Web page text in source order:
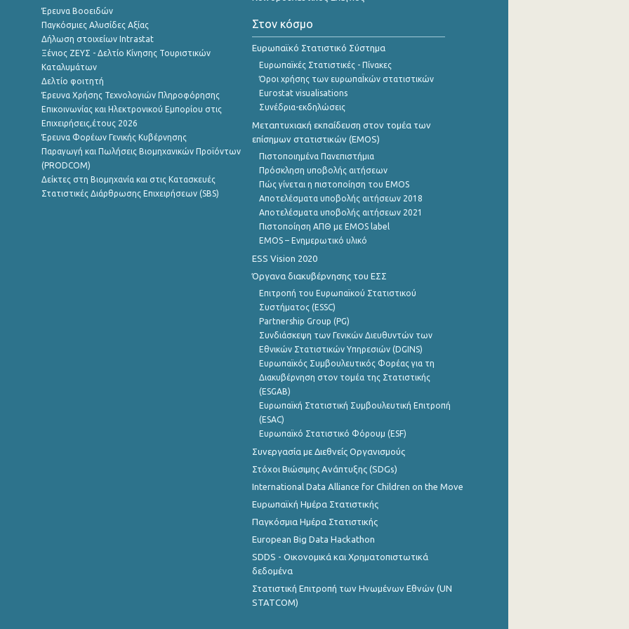
Έρευνα Βοοειδών
Παγκόσμιες Αλυσίδες Αξίας
Δήλωση στοιχείων Intrastat
Ξένιος ΖΕΥΣ - Δελτίο Κίνησης Τουριστικών
Καταλυμάτων
Δελτίο φοιτητή
Έρευνα Χρήσης Τεχνολογιών Πληροφόρησης
Επικοινωνίας και Ηλεκτρονικού Εμπορίου στις
Επιχειρήσεις,έτους 2026
Έρευνα Φορέων Γενικής Κυβέρνησης
Παραγωγή και Πωλήσεις Βιομηχανικών Προϊόντων
(PRODCOM)
Δείκτες στη Βιομηχανία και στις Κατασκευές
Στατιστικές Διάρθρωσης Επιχειρήσεων (SBS)
Στον κόσμο
Ευρωπαϊκό Στατιστικό Σύστημα
Ευρωπαϊκές Στατιστικές - Πίνακες
Όροι χρήσης των ευρωπαΪκών στατιστικών
Eurostat visualisations
Συνέδρια-εκδηλώσεις
Μεταπτυχιακή εκπαίδευση στον τομέα των
επίσημων στατιστικών (EMOS)
Πιστοποιημένα Πανεπιστήμια
Πρόσκληση υποβολής αιτήσεων
Πώς γίνεται η πιστοποίηση του EMOS
Αποτελέσματα υποβολής αιτήσεων 2018
Αποτελέσματα υποβολής αιτήσεων 2021
Πιστοποίηση ΑΠΘ με EMOS label
EMOS – Ενημερωτικό υλικό
ESS Vision 2020
Όργανα διακυβέρνησης του ΕΣΣ
Επιτροπή του Ευρωπαϊκού Στατιστικού
Συστήματος (ESSC)
Partnership Group (PG)
Συνδιάσκεψη των Γενικών Διευθυντών των
Εθνικών Στατιστικών Υπηρεσιών (DGINS)
Ευρωπαϊκός Συμβουλευτικός Φορέας για τη
Διακυβέρνηση στον τομέα της Στατιστικής
(ESGAB)
Ευρωπαϊκή Στατιστική Συμβουλευτική Επιτροπή
(ESAC)
Ευρωπαϊκό Στατιστικό Φόρουμ (ESF)
Συνεργασία με Διεθνείς Οργανισμούς
Στόχοι Βιώσιμης Ανάπτυξης (SDGs)
International Data Alliance for Children on the Move
Ευρωπαϊκή Ημέρα Στατιστικής
Παγκόσμια Ημέρα Στατιστικής
European Big Data Hackathon
SDDS - Οικονομικά και Χρηματοπιστωτικά
δεδομένα
Στατιστική Επιτροπή των Ηνωμένων Εθνών (UN
STATCOM)